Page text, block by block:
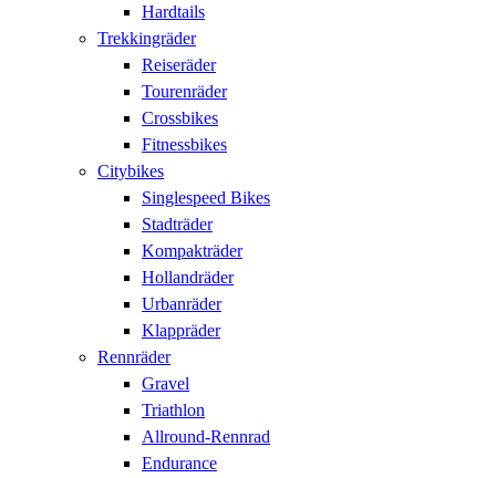
Hardtails
Trekkingräder
Reiseräder
Tourenräder
Crossbikes
Fitnessbikes
Citybikes
Singlespeed Bikes
Stadträder
Kompakträder
Hollandräder
Urbanräder
Klappräder
Rennräder
Gravel
Triathlon
Allround-Rennrad
Endurance